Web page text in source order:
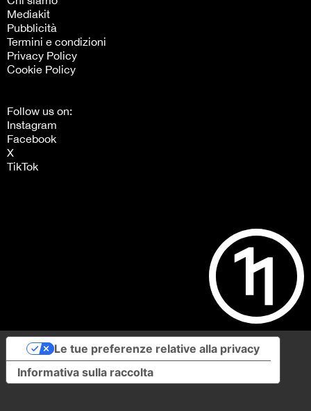
Mediakit
Pubblicità
Termini e condizioni
Privacy Policy
Cookie Policy
Follow us on:
Instagram
Facebook
X
TikTok
Informativa sulla raccolta
Le tue preferenze relative alla privacy